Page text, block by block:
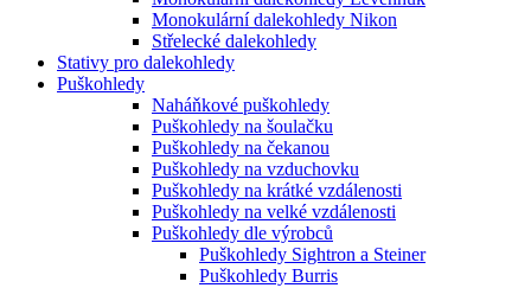
Monokulární dalekohledy Nikon
Střelecké dalekohledy
Stativy pro dalekohledy
Puškohledy
Naháňkové puškohledy
Puškohledy na šoulačku
Puškohledy na čekanou
Puškohledy na vzduchovku
Puškohledy na krátké vzdálenosti
Puškohledy na velké vzdálenosti
Puškohledy dle výrobců
Puškohledy Sightron a Steiner
Puškohledy Burris